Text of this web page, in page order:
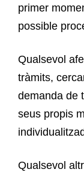
primer
possible
Qualsevol
tràmits,
demanda de
seus propis
Qualsevol